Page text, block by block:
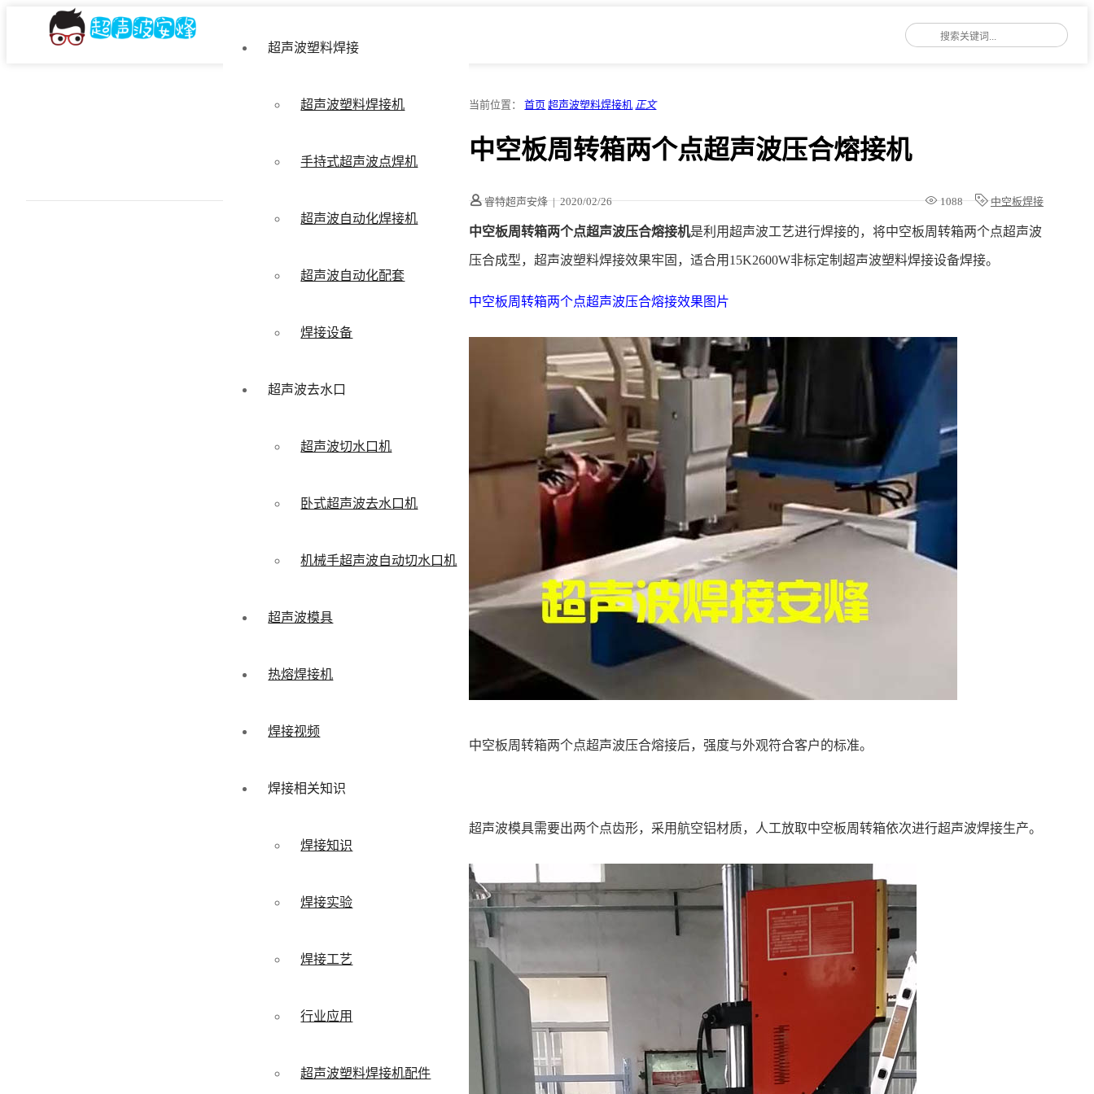
超声波塑料焊接
超声波塑料焊接机
手持式超声波点焊机
超声波自动化焊接机
超声波自动化配套
焊接设备
超声波去水口
超声波切水口机
卧式超声波去水口机
机械手超声波自动切水口机
超声波模具
热熔焊接机
焊接视频
焊接相关知识
焊接知识
焊接实验
焊接工艺
行业应用
超声波塑料焊接机配件
当前位置：首页 超声波塑料焊接机 正文
中空板周转箱两个点超声波压合熔接机
睿特超声安烽 | 2020/02/26 1088 中空板焊接
中空板周转箱两个点超声波压合熔接机是利用超声波工艺进行焊接的，将中空板周转箱两个点超声波
压合成型，超声波塑料焊接效果牢固，适合用15K2600W非标定制超声波塑料焊接设备焊接。
中空板周转箱两个点超声波压合熔接效果图片
中空板周转箱两个点超声波压合熔接后，强度与外观符合客户的标准。
超声波模具需要出两个点齿形，采用航空铝材质，人工放取中空板周转箱依次进行超声波焊接生产。